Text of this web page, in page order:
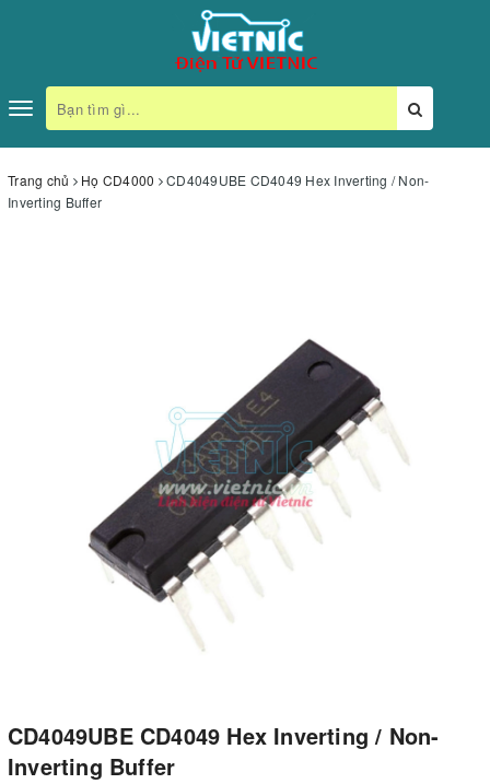
Toggle
navigation
Trang chủ Họ CD4000
CD4049UBE CD4049 Hex Inverting / Non-
Inverting Buffer
CD4049UBE CD4049 Hex Inverting / Non-
Inverting Buffer